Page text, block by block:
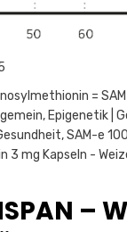
=
, Epigenetik |
,SAM-e
3 mg Kapseln -
–